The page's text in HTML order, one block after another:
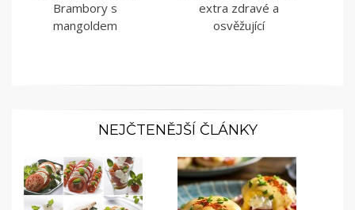
Brambory s
mangoldem
extra zdravé a
osvěžující
NEJČTENĚJŠÍ ČLÁNKY